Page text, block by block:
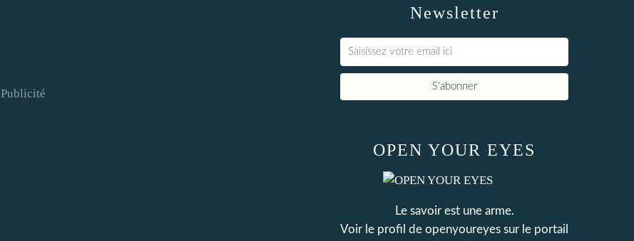
Publicité
Newsletter
OPEN YOUR EYES
Le savoir est une arme.
Voir le profil de openyoureyes sur le portail